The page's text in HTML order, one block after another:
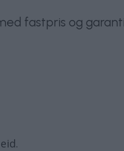
fastpris og